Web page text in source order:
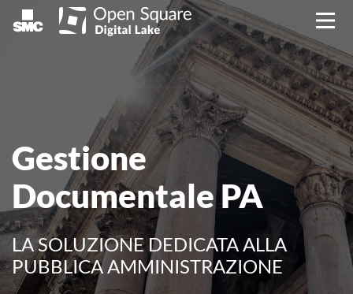
Gestione
Documentale PA
LA SOLUZIONE DEDICATA ALLA
PUBBLICA AMMINISTRAZIONE